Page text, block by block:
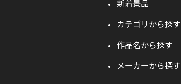
新着景品
カテゴリから探す
作品名から探す
メーカーから探す